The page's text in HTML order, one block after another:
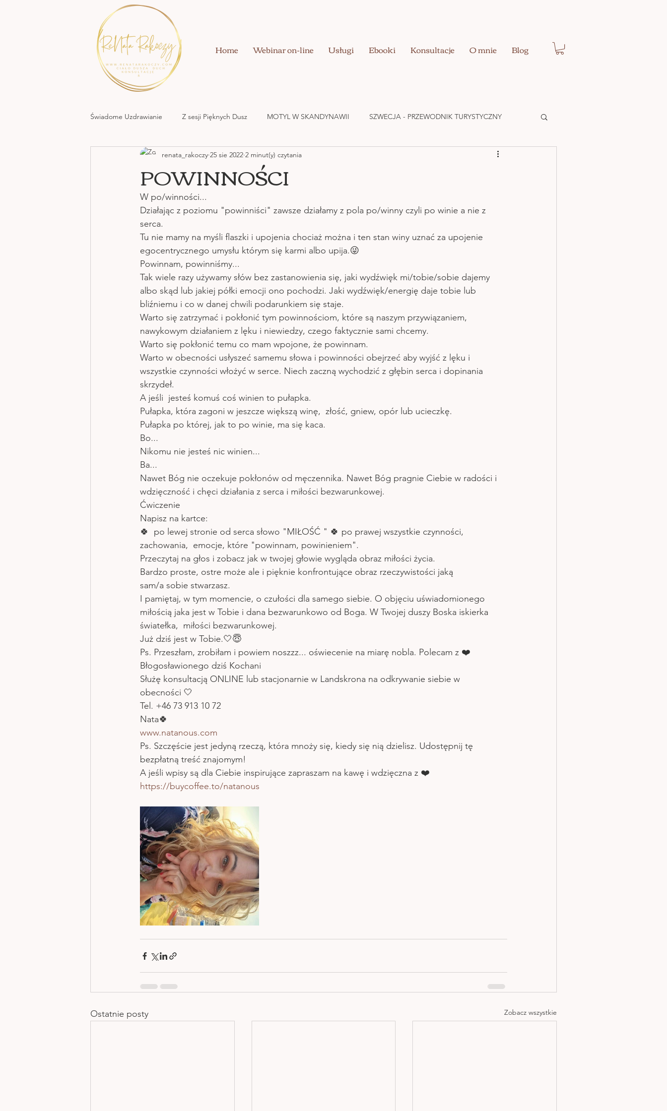
Home Webinar on-line Usługi Ebooki Konsultacje O mnie Blog
Świadome Uzdrawianie Z sesji Pięknych Dusz MOTYL W SKANDYNAWII SZWECJA - PRZEWODNIK TURYSTYCZNY
MOC KREACJI MIŁOWANIA UZDRAWIANIE CIAŁA
NATURA NATA
POWINNOŚCI
renata_rakoczy 25 sie 2022 2 minut(y) czytania
W po/winności...
Działając z poziomu "powinniści" zawsze działamy z pola po/winny czyli po winie a nie z
serca.
Tu nie mamy na myśli flaszki i upojenia chociaż można i ten stan winy uznać za upojenie
egocentrycznego umysłu którym się karmi albo upija.😜
Powinnam, powinniśmy...
Tak wiele razy używamy słów bez zastanowienia się, jaki wydźwięk mi/tobie/sobie dajemy
albo skąd lub jakiej półki emocji ono pochodzi. Jaki wydźwięk/energię daje tobie lub
bliźniemu i co w danej chwili podarunkiem się staje.
Warto się zatrzymać i pokłonić tym powinnościom, które są naszym przywiązaniem,
nawykowym działaniem z lęku i niewiedzy, czego faktycznie sami chcemy.
Warto się pokłonić temu co mam wpojone, że powinnam.
Warto w obecności usłyszeć samemu słowa i powinności obejrzeć aby wyjść z lęku i
wszystkie czynności włożyć w serce. Niech zaczną wychodzić z głębin serca i dopinania
skrzydeł.
A jeśli  jesteś komuś coś winien to pułapka.
Pułapka, która zagoni w jeszcze większą winę,  złość, gniew, opór lub ucieczkę.
Pułapka po której, jak to po winie, ma się kaca.
Bo...
Nikomu nie jesteś nic winien...
Ba...
Nawet Bóg nie oczekuje pokłonów od męczennika. Nawet Bóg pragnie Ciebie w radości i
wdzięczność i chęci działania z serca i miłości bezwarunkowej.
Ćwiczenie
Napisz na kartce:
🍀  po lewej stronie od serca słowo "MIŁOŚĆ " 🍀 po prawej wszystkie czynności,
zachowania,  emocje, które "powinnam, powinieniem".
Przeczytaj na głos i zobacz jak w twojej głowie wygląda obraz miłości życia.
Bardzo proste, ostre może ale i pięknie konfrontujące obraz rzeczywistości jaką
sam/a sobie stwarzasz.
I pamiętaj, w tym momencie, o czułości dla samego siebie. O objęciu uświadomionego
miłością jaka jest w Tobie i dana bezwarunkowo od Boga. W Twojej duszy Boska iskierka
światełka,  miłości bezwarunkowej.
Już dziś jest w Tobie.🤍😇
Ps. Przeszłam, zrobiłam i powiem noszzz... oświecenie na miarę nobla. Polecam z ❤️
Błogosławionego dziś Kochani
Służę konsultacją ONLINE lub stacjonarnie w Landskrona na odkrywanie siebie w
obecności 🤍
Tel. +46 73 913 10 72
Nata🍀
www.natanous.com
Ps. Szczęście jest jedyną rzeczą, która mnoży się, kiedy się nią dzielisz. Udostępnij tę
bezpłatną treść znajomym!
A jeśli wpisy są dla Ciebie inspirujące zapraszam na kawę i wdzięczna z ❤️
https://buycoffee.to/natanous
Ostatnie posty Zobacz wszystkie